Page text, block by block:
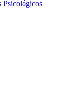
Psicológicos